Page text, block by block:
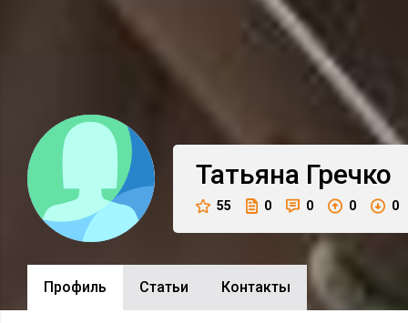
Татьяна Гречко
55 0 0 0 0
Профиль Cтатьи Контакты